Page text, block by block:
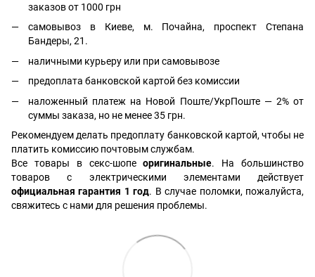
заказов от 1000 грн
самовывоз в Киеве, м. Почайна, проспект Степана
Бандеры, 21.
наличными курьеру или при самовывозе
предоплата банковской картой без комиссии
наложенный платеж на Новой Поште/УкрПоште — 2% от
суммы заказа, но не менее 35 грн.
Рекомендуем делать предоплату банковской картой, чтобы не
платить комиссию почтовым службам.
Все товары в секс-шопеоригинальные. На большинство
товаров с электрическими элементами действует
официальная гарантия 1 год. В случае поломки, пожалуйста,
свяжитесь с нами для решения проблемы.